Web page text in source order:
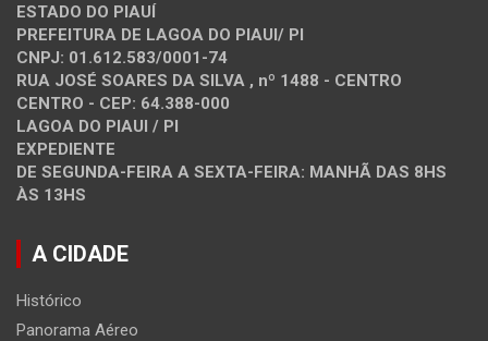
ESTADO DO PIAUÍ
PREFEITURA DE LAGOA DO PIAUI/ PI
CNPJ: 01.612.583/0001-74
RUA JOSÉ SOARES DA SILVA , nº 1488 - CENTRO
CENTRO - CEP: 64.388-000
LAGOA DO PIAUI / PI
EXPEDIENTE
DE SEGUNDA-FEIRA A SEXTA-FEIRA: MANHÃ DAS 8HS
ÀS 13HS
A CIDADE
Histórico
Panorama Aéreo